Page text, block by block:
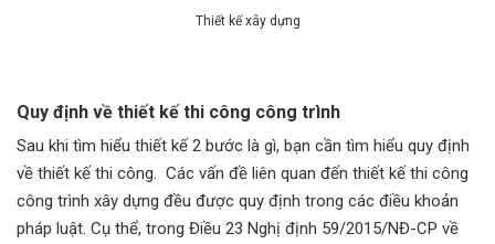
Thiết kế xây dựng
Quy định về thiết kế thi công công trình
Sau khi tìm hiểu thiết kế 2 bước là gì, bạn cần tìm hiểu quy định
về thiết kế thi công. Các vấn đề liên quan đến thiết kế thi công
công trình xây dựng đều được quy định trong các điều khoản
pháp luật. Cụ thể, trong Điều 23 Nghị định 59/2015/NĐ-CP về